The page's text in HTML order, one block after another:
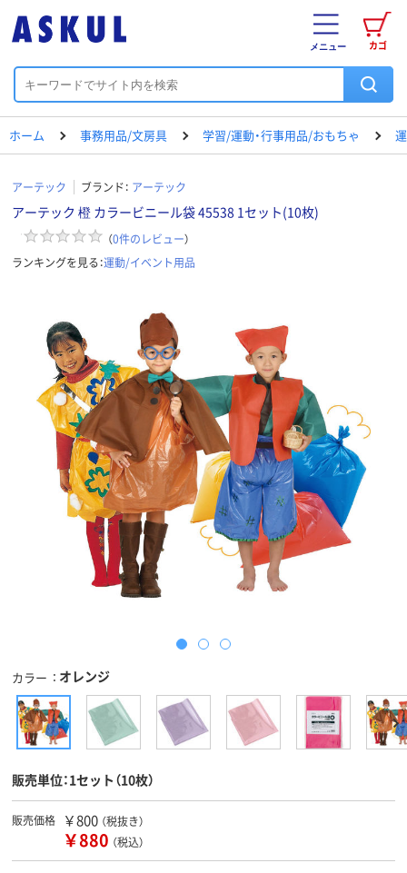
カゴ
メニュー
ホーム 事務用品/文房具 学習/運動・行事用品/おもちゃ
アーテック ブランド： アーテック
アーテック 橙 カラービニール袋 45538 1セット(10枚)
（0件のレビュー）
ランキングを見る：運動/イベント用品
カラー オレンジ
販売単位：1セット（10枚）
販売価格 ￥800 （税抜き）
￥880 （税込）